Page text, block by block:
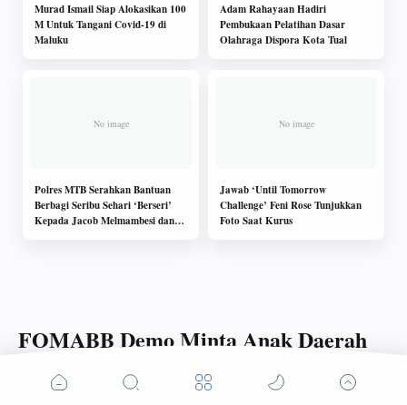
Murad Ismail Siap Alokasikan 100
M Untuk Tangani Covid-19 di
Maluku
Adam Rahayaan Hadiri
Pembukaan Pelatihan Dasar
Olahraga Dispora Kota Tual
Polres MTB Serahkan Bantuan
Berbagi Seribu Sehari ‘Berseri’
Kepada Jacob Melmambesi dan
Jawab ‘Until Tomorrow
Challenge’ Feni Rose Tunjukkan
Foto Saat Kurus
FOMABB Demo Minta Anak Daerah
Jadi Prioritas Pada CPNS 2018